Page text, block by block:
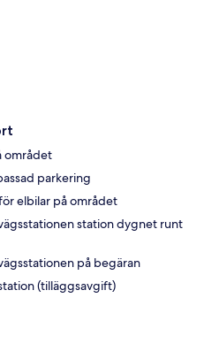
området
parkering
elbilar på området
station dygnet runt
på begäran
(tilläggsavgift)